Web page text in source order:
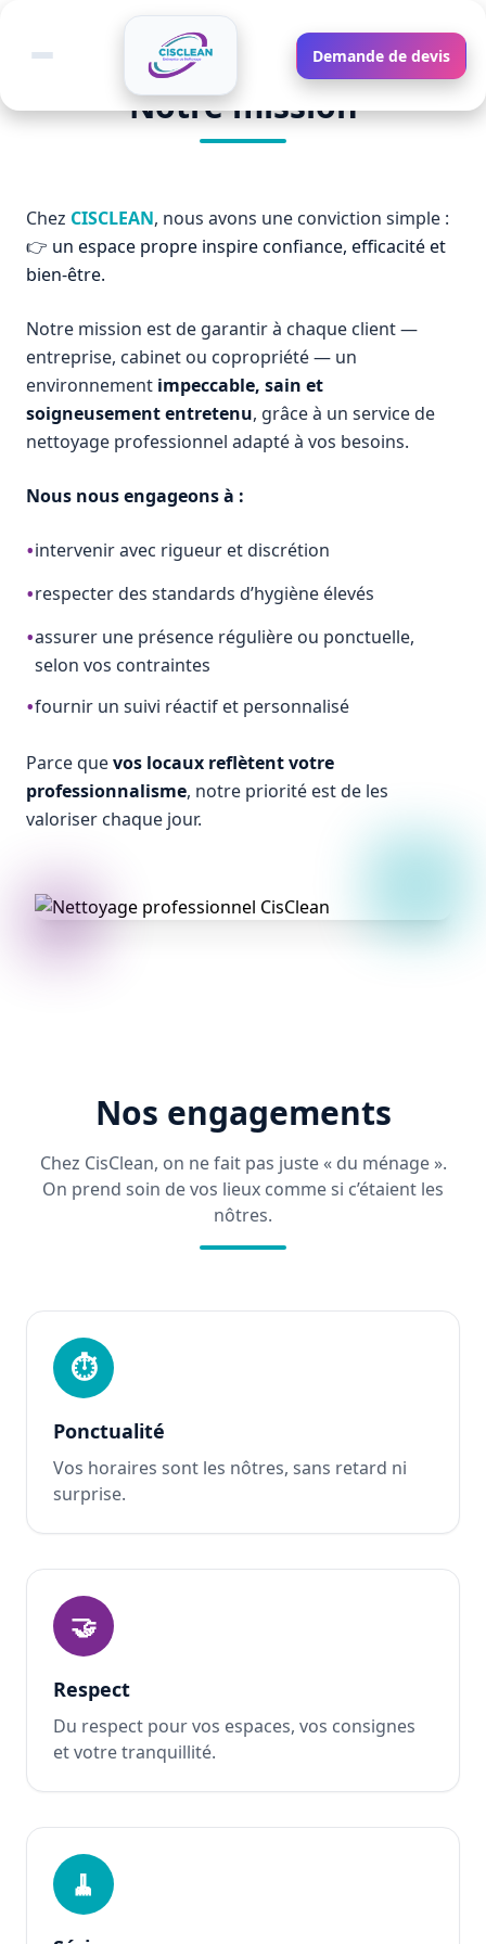
Basculer le menu Demande de devis
Notre mission
Chez CISCLEAN, nous avons une conviction simple :
👉 un espace propre inspire confiance, efficacité et
bien-être.
Notre mission est de garantir à chaque client —
entreprise, cabinet ou copropriété — un
environnement impeccable, sain et
soigneusement entretenu, grâce à un service de
nettoyage professionnel adapté à vos besoins.
Nous nous engageons à :
•intervenir avec rigueur et discrétion
•respecter des standards d’hygiène élevés
•assurer une présence régulière ou ponctuelle,
selon vos contraintes
•fournir un suivi réactif et personnalisé
Parce quevos locaux reflètent votre
professionnalisme, notre priorité est de les
valoriser chaque jour.
Nos engagements
Chez CisClean, on ne fait pas juste « du ménage ».
On prend soin de vos lieux comme si c’étaient les
nôtres.
⏱
Ponctualité
Vos horaires sont les nôtres, sans retard ni
surprise.
🤝
Respect
Du respect pour vos espaces, vos consignes
et votre tranquillité.
🧹